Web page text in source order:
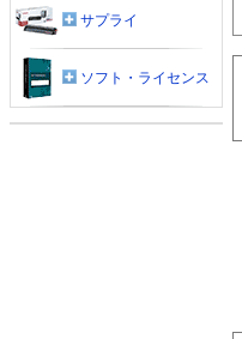
サプライ
ソフト・ライセンス